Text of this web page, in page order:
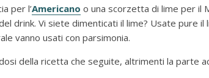
per l’Americano o una scorzetta di lime per il
drink. Vi siete dimenticati il lime? Usate pure il
vanno usati con parsimonia.
della ricetta che seguite, altrimenti la parte